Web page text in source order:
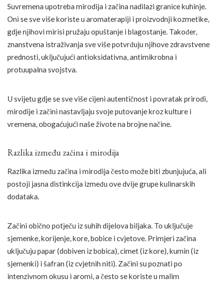
Suvremena upotreba mirodija i začina nadilazi granice kuhinje.
Oni se sve više koriste u aromaterapiji i proizvodnji kozmetike,
gdje njihovi mirisi pružaju opuštanje i blagostanje. Također,
znanstvena istraživanja sve više potvrđuju njihove zdravstvene
prednosti, uključujući antioksidativna, antimikrobna i
protuupalna svojstva.
U svijetu gdje se sve više cijeni autentičnost i povratak prirodi,
mirodije i začini nastavljaju svoje putovanje kroz kulture i
vremena, obogaćujući naše živote na brojne načine.
Razlika između začina i mirodija
Razlika između začina i mirodija često može biti zbunjujuća, ali
postoji jasna distinkcija između ove dvije grupe kulinarskih
dodataka.
Začini obično potječu iz suhih dijelova biljaka. To uključuje
sjemenke, korijenje, kore, bobice i cvjetove. Primjeri začina
uključuju papar (dobiven iz bobica), cimet (iz kore), kumin (iz
sjemenki) i šafran (iz cvjetnih niti). Začini su poznati po
intenzivnom okusu i aromi, a često se koriste u malim